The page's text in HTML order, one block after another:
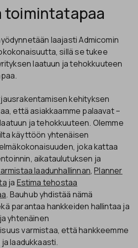
toimintatapaa
laajasti Admicomin
sillä se tukee
laatuun ja tehokkuuteen
kehityksen
että asiakkaamme palaavat –
ja tehokkuuteen. Olemme
käyttöön yhtenäisen
joka kattaa
aikataulutuksen ja
laadunhallinnan,Planner
ja Estima tehostaa
. Bauhub yhdistää nämä
parantaa hankkeiden hallintaa ja
yhtenäinen
varmistaa, että hankkeemme
laadukkaasti.